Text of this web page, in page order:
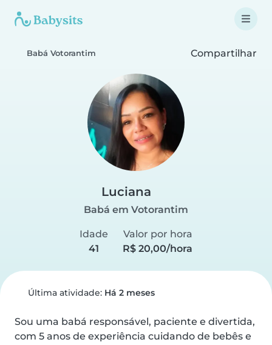
Babá Votorantim Compartilhar
Luciana
Babá em Votorantim
Idade
41
Valor por hora
R$ 20,00/hora
Última atividade: Há 2 meses
Sou uma babá responsável, paciente e divertida,
com 5 anos de experiência cuidando de bebês e